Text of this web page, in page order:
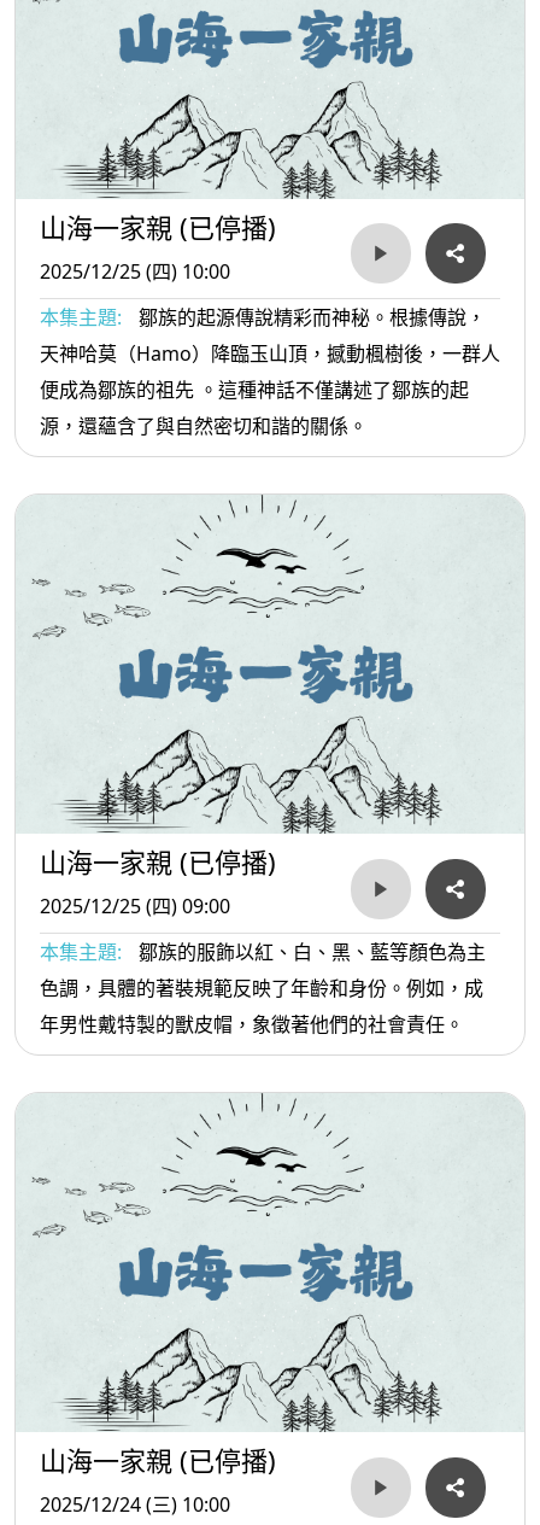
山海一家親 (已停播)
2025/12/25 (四) 10:00
本集主題:
鄒族的起源傳說精彩而神秘。根據傳說，
天神哈莫（Hamo）降臨玉山頂，撼動楓樹後，一群人
便成為鄒族的祖先 。這種神話不僅講述了鄒族的起
源，還蘊含了與自然密切和諧的關係。
山海一家親 (已停播)
2025/12/25 (四) 09:00
本集主題:
鄒族的服飾以紅、白、黑、藍等顏色為主
色調，具體的著裝規範反映了年齡和身份。例如，成
年男性戴特製的獸皮帽，象徵著他們的社會責任。
山海一家親 (已停播)
2025/12/24 (三) 10:00